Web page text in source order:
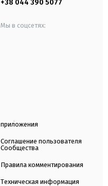
+38 044 390 5077
Мы в соцсетях:
приложения
Соглашение пользователя
Сообщества
Правила комментирования
Техническая информация